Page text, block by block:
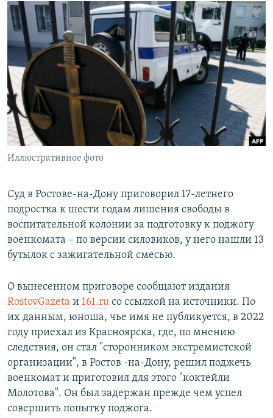
поиску
СЕВЕР.РЕАЛИИ
СИБИРЬ.РЕАЛИИ
РАСПИСАНИЕ ВЕЩАНИЯ
ПОДПИШИТЕСЬ НА РАССЫЛКУ
СОЦИАЛЬНЫЕ СЕТИ
Все сайты РСЕ/РС
Иллюстративное фото
Суд в Ростове-на-Дону приговорил 17-летнего
подростка к шести годам лишения свободы в
воспитательной колонии за подготовку к поджогу
военкомата – по версии силовиков, у него нашли 13
бутылок с зажигательной смесью.
О вынесенном приговоре сообщают издания
RostovGazeta и 161.ru со ссылкой на источники. По
их данным, юноша, чье имя не публикуется, в 2022
году приехал из Красноярска, где, по мнению
следствия, он стал "сторонником экстремистской
организации", в Ростов -на-Дону, решил поджечь
военкомат и приготовил для этого "коктейли
Молотова". Он был задержан прежде чем успел
совершить попытку поджога.